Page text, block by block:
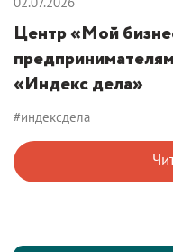
Центр «Мой
«Индекс дела»
#индексдела